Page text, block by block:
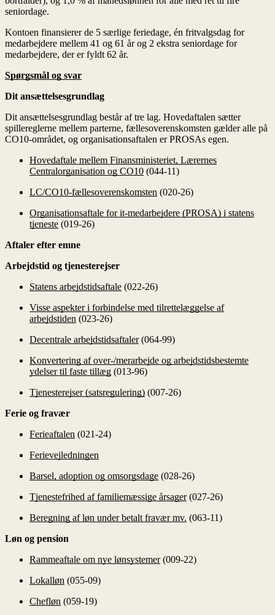
Spørgsmål og svar
Dit ansættelsesgrundlag
Dit ansættelsesgrundlag består af tre lag. Hovedaftalen sætter
spillereglerne mellem parterne, fællesoverenskomsten gælder alle på
CO10-området, og organisationsaftalen er PROSAs egen.
Hovedaftale mellem Finansministeriet, Lærernes
Centralorganisation og CO10 (044-11)
LC/CO10-fællesoverenskomsten (020-26)
Organisationsaftale for it-medarbejdere (PROSA) i statens
tjeneste (019-26)
Aftaler efter emne
Arbejdstid og tjenesterejser
Statens arbejdstidsaftale (022-26)
Visse aspekter i forbindelse med tilrettelæggelse af
arbejdstiden (023-26)
Decentrale arbejdstidsaftaler(064-99)
Konvertering af over-/merarbejde og arbejdstidsbestemte
ydelser til faste tillæg (013-96)
Tjenesterejser (satsregulering) (007-26)
Ferie og fravær
Ferieaftalen (021-24)
Ferievejledningen
Barsel, adoption og omsorgsdage (028-26)
Tjenestefrihed af familiemæssige årsager(027-26)
Beregning af løn under betalt fravær mv. (063-11)
Løn og pension
Rammeaftale om nye lønsystemer(009-22)
Lokalløn (055-09)
Chefløn (059-19)